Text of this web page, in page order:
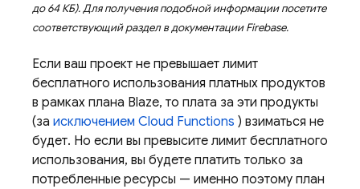
до 64 КБ). Для получения подобной информации посетите
соответствующий раздел в документации Firebase.
Если ваш проект не превышает лимит
бесплатного использования платных продуктов
в рамках плана Blaze, то плата за эти продукты
(за исключением Cloud Functions ) взиматься не
будет. Но если вы превысите лимит бесплатного
использования, вы будете платить только за
потребленные ресурсы — именно поэтому план